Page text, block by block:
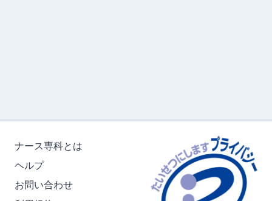
ナース専科とは
ヘルプ
お問い合わせ